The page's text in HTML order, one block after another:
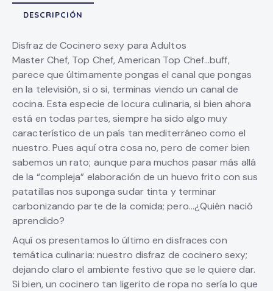
DESCRIPCIÓN
Disfraz de Cocinero sexy para Adultos
Master Chef, Top Chef, American Top Chef…buff,
parece que últimamente pongas el canal que pongas
en la televisión, si o si, terminas viendo un canal de
cocina. Esta especie de locura culinaria, si bien ahora
está en todas partes, siempre ha sido algo muy
característico de un país tan mediterráneo como el
nuestro. Pues aquí otra cosa no, pero de comer bien
sabemos un rato; aunque para muchos pasar más allá
de la “compleja” elaboración de un huevo frito con sus
patatillas nos suponga sudar tinta y terminar
carbonizando parte de la comida; pero…¿Quién nació
aprendido?
Aquí os presentamos lo último en disfraces con
temática culinaria: nuestro disfraz de cocinero sexy;
dejando claro el ambiente festivo que se le quiere dar.
Si bien, un cocinero tan ligerito de ropa no sería lo que